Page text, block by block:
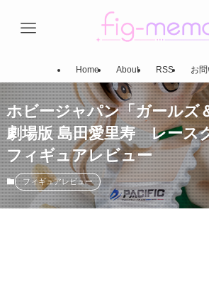
Home About RSS お
ホビージャパン「ガールズ
劇場版 島田愛里寿 レース
フィギュアレビュー
フィギュアレビュー